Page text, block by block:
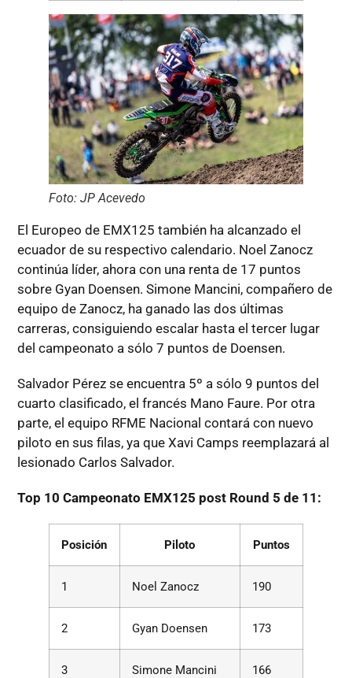
Foto: JP Acevedo
El Europeo de EMX125 también ha alcanzado el
ecuador de su respectivo calendario. Noel Zanocz
continúa líder, ahora con una renta de 17 puntos
sobre Gyan Doensen. Simone Mancini, compañero de
equipo de Zanocz, ha ganado las dos últimas
carreras, consiguiendo escalar hasta el tercer lugar
del campeonato a sólo 7 puntos de Doensen.
Salvador Pérez se encuentra 5º a sólo 9 puntos del
cuarto clasificado, el francés Mano Faure. Por otra
parte, el equipo RFME Nacional contará con nuevo
piloto en sus filas, ya que Xavi Camps reemplazará al
lesionado Carlos Salvador.
Top 10 Campeonato EMX125 post Round 5 de 11:
Posición Piloto Puntos
1 Noel Zanocz 190
2 Gyan Doensen 173
3 Simone Mancini 166